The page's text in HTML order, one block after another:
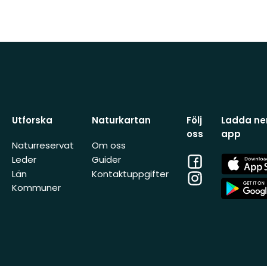
Utforska
Naturreservat
Leder
Län
Kommuner
Naturkartan
Om oss
Guider
Kontaktuppgifter
Följ
oss
Facebook
Instagram
Ladda
app
App
Store
App
Store